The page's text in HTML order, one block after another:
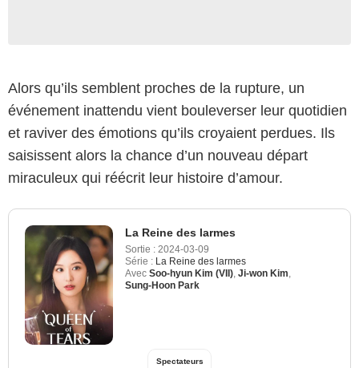
Alors qu’ils semblent proches de la rupture, un
événement inattendu vient bouleverser leur quotidien
et raviver des émotions qu’ils croyaient perdues. Ils
saisissent alors la chance d’un nouveau départ
miraculeux qui réécrit leur histoire d’amour.
La Reine des larmes
Sortie : 2024-03-09
Série : La Reine des larmes
Avec Soo-hyun Kim (VII) Ji-won Kim
Sung-Hoon Park
Spectateurs